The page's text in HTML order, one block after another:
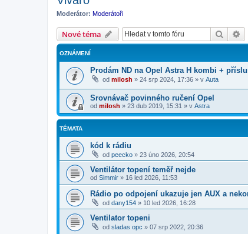
Moderátor: Moderátoři
Nové téma Hledat
OZNÁMENÍ
Prodám ND na Opel Astra H kombi +
od milosh » 24 srp 2024, 17:36 » v Auta
Srovnávač povinného ručení Opel
od milosh » 23 dub 2019, 15:31 » v Astra
TÉMATA
kód k rádiu
od peecko » 23 úno 2026, 20:54
Ventilátor topení teměř nejde
od Simmir » 16 led 2026, 11:53
Rádio po odpojení ukazuje jen AUX a
od dany154 » 10 led 2026, 16:28
Ventilator topeni
od sladas opc » 07 srp 2022, 20:36